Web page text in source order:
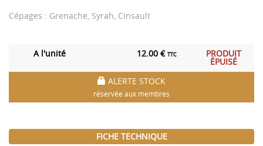
Cépages : Grenache, Syrah, Cinsault
A l'unité 12.00 €TTC PRODUIT
ÉPUISÉ
ALERTE STOCK
réservée aux membres
FICHE TECHNIQUE